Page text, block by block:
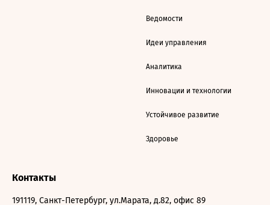
Ведомости
Идеи управления
Аналитика
Инновации и технологии
Устойчивое развитие
Здоровье
Контакты
191119, Санкт-Петербург, ул.Марата, д.82, офис 89